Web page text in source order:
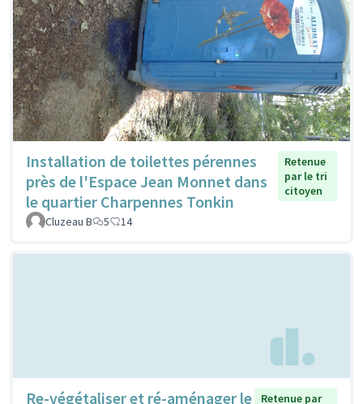
Installation de toilettes pérennes
près de l'Espace Jean Monnet dans
le quartier Charpennes Tonkin
Retenue
par le tri
citoyen
Cluzeau B 5 14
Re-végétaliser et ré-aménager le Retenue par